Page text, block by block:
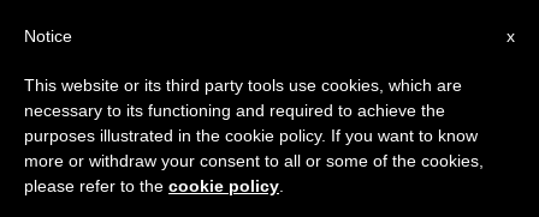
أيوب العراق!
x
Notice
This website or its third party tools use cookies, which are
necessary to its functioning and required to achieve the
purposes illustrated in the cookie policy. If you want to know
more or withdraw your consent to all or some of the cookies,
please refer to the cookie policy